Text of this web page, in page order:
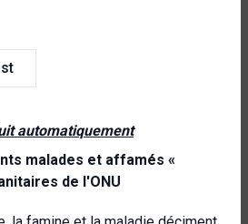
automatiquement
malades et affamés «
de l'ONU